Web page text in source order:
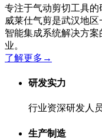
专注于气动剪切工具的
威莱仕气剪是武汉地
智能集成系统解决方
业。
了解更多 →
研发实力
行业资深研发人
生产制造